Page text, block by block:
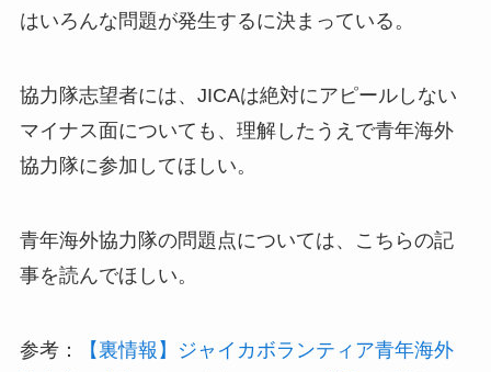
はいろんな問題が発生するに決まっている。
協力隊志望者には、JICAは絶対にアピールしない
マイナス面についても、理解したうえで青年海外
協力隊に参加してほしい。
青年海外協力隊の問題点については、こちらの記
事を読んでほしい。
参考：
【裏情報】ジャイカボランティア青年海外